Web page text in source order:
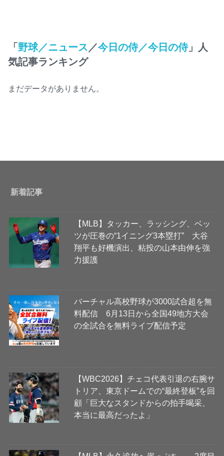
「 野球／ニュース ／今日の侍／今日の侍」人
気記事ランキング
まだデータがありません。
新着記事
【MLB】タッカー、ラッシング、ベッ
ツが圧巻の“1イニング3本塁打” 大谷
翔平も好機演出、粘投の山本由伸を強
力援護
バーチャル高校野球が3000試合超を無
料配信 6月13日から全国49地方大会
の全試合を無料ライブ配信予定
【WBC2026】チェコ代表引退の右腕サ
トリア、東京ドームでの“最終登板”を回
顧「巨大なスタンドからの拍手喝采、
本当に最高だったよ」